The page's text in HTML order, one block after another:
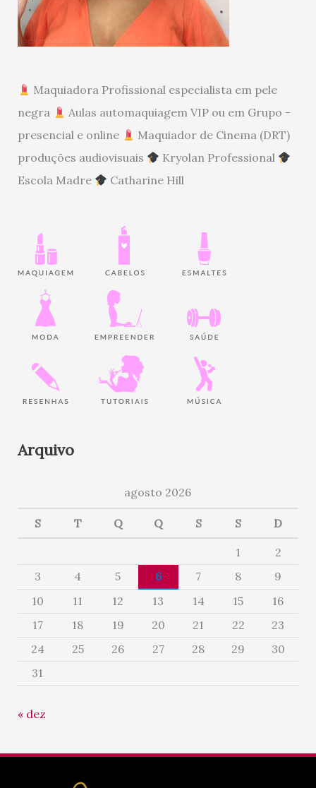
Maquiadora Profissional especialista em pele
negra
Aulas automaquiagem VIP ou em Grupo -
presencial e online
Maquiador de Cinema (DRT)
produções audiovisuais
Kryolan Professional
Escola Madre
Catharine Hill
Arquivo
agosto 2026
S T Q Q S S D
1
2
3
4 5 6 7 8
9
10
11 12 13 14 15
16
17
18 19 20 21 22
23
24
25 26 27 28 29
30
31
« dez